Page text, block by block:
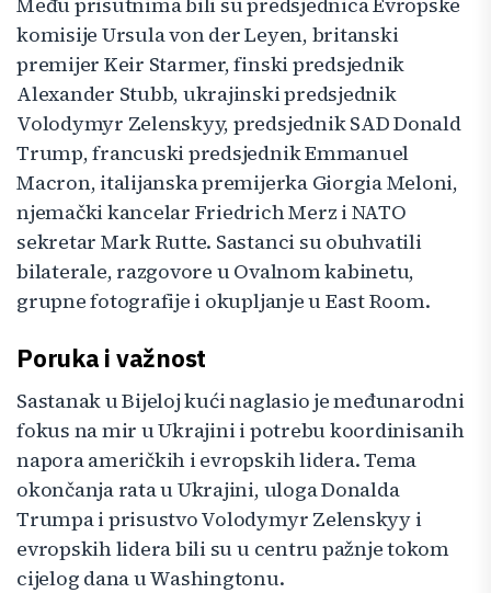
komisije Ursula von der Leyen, britanski
premijer Keir Starmer, finski predsjednik
Alexander Stubb, ukrajinski predsjednik
Volodymyr Zelenskyy, predsjednik SAD Donald
Trump, francuski predsjednik Emmanuel
Macron, italijanska premijerka Giorgia Meloni,
njemački kancelar Friedrich Merz i NATO
sekretar Mark Rutte. Sastanci su obuhvatili
bilaterale, razgovore u Ovalnom kabinetu,
grupne fotografije i okupljanje u East Room.
Poruka i važnost
Sastanak u Bijeloj kući naglasio je međunarodni
fokus na mir u Ukrajini i potrebu koordinisanih
napora američkih i evropskih lidera. Tema
okončanja rata u Ukrajini, uloga Donalda
Trumpa i prisustvo Volodymyr Zelenskyy i
evropskih lidera bili su u centru pažnje tokom
cijelog dana u Washingtonu.